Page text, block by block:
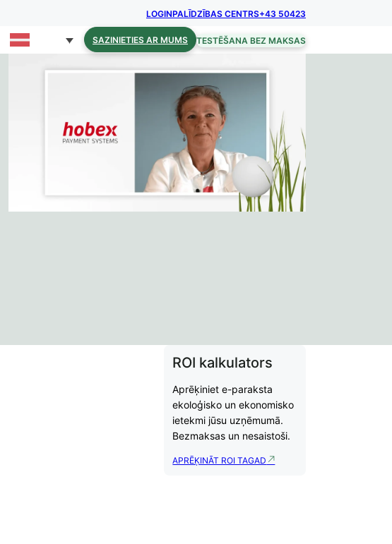
LOGINPALĪDZĪBAS CENTRS+43 50423
SAZINIETIES AR MUMS TESTĒŠANA BEZ MAKSAS
ROI kalkulators
Aprēķiniet e-paraksta
ekoloģisko un ekonomisko
ietekmi jūsu uzņēmumā.
Bezmaksas un nesaistoši.
APRĒĶINĀT ROI TAGAD